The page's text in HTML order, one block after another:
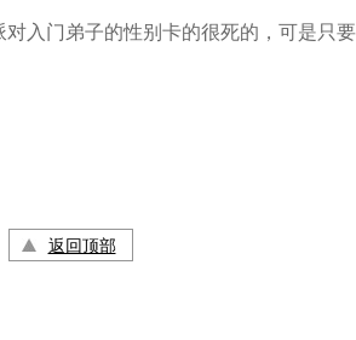
门弟子的性别卡的很死的，可是只
返回顶部